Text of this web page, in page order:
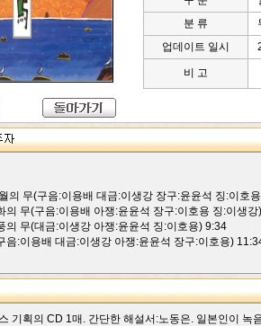
분 류
업데이트 일시
비 고
의 무(구음:이용배 대금:이생강 장구:윤윤석 징:이호
의 무(구음:이용배 아쟁:윤윤석 장구:이호용 징:이생
의 무(대금:이생강 아쟁:윤윤석 징:이호용) 9:34
음:이용배 대금:이생강 아쟁:윤윤석 장구:이호용)
기획의 CD 1매. 간단한 해설서:노동은. 일본인이